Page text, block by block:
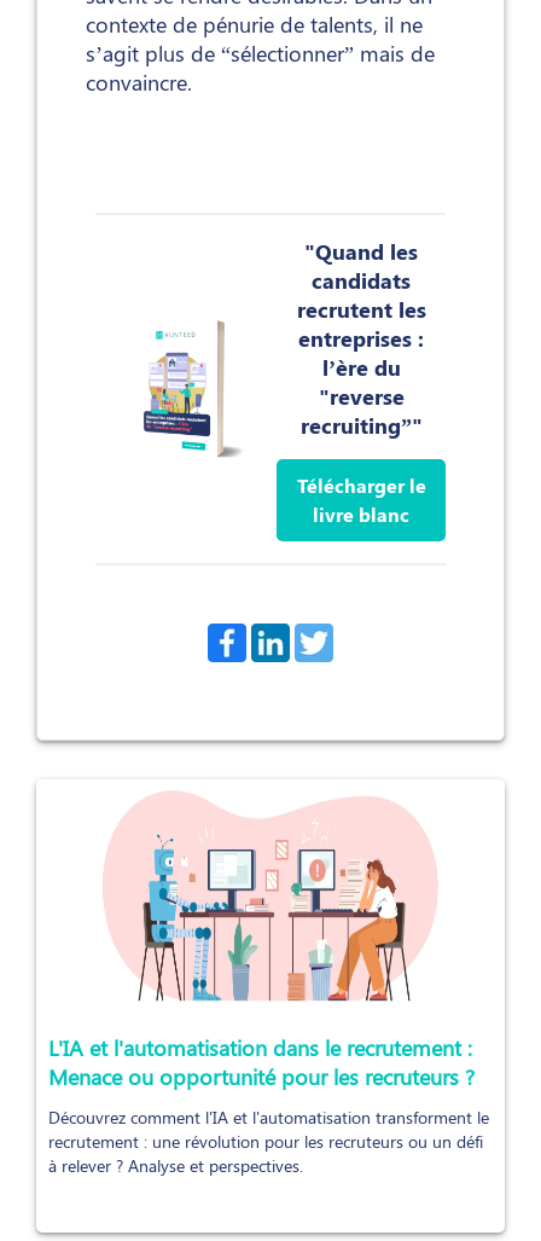
contexte de pénurie de talents, il ne
s’agit plus de “sélectionner” mais de
convaincre.
"Quand les
candidats
recrutent les
entreprises :
l’ère du
"reverse
recruiting”"
Télécharger le
livre blanc
L'IA et l'automatisation dans le recrutement :
Menace ou opportunité pour les recruteurs ?
Découvrez comment l'IA et l'automatisation transforment le
recrutement : une révolution pour les recruteurs ou un défi
à relever ? Analyse et perspectives.